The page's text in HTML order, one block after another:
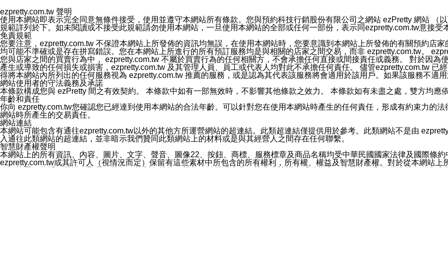
您同意本公司網站，透過您所提供的郵件地址與您取得聯絡並傳送或宣傳本網站各項服務之資料或電子郵件供您參考。您能
停止接收這些資料或電子郵件。
十五、訊息通知
本公司/本服務將以通知型訊息傳送重要訊息給您。即使未加入本公司/本服務好友，您仍可接收到通知型訊息。
本公司/本服務傳送之通知型訊息以對您有效且重要的訊息為限，以廣告或其他目的的訊息皆不會被傳送。滿足以下三個條件
1.LINE 帳號設定的電話號碼與本公司/本服務所傳來的電話號碼比對相符。
2.該 LINE 帳號已在 LINE APP 設定中，同意接收通知型訊息。
3.LINE 帳號未封鎖傳送訊息之 LINE 官方帳號。
欲變更通知型訊息的設定，操作如下：
1.點選「主頁」＞「設定」
2.點選「隱私設定」
3.點選「提供使用資料」
4.點選「LINE通知型訊息」
5.開關「接收LINE通知型訊息」
❗️關閉「接收通知型訊息」後，將不會接收到來自任何企業官方帳號或認證官方帳號的通知型訊息。
ezpretty.com.tw 聲明
使用本網站即表示完全同意無條件接受，使用並遵守本網站所有條款。您與預約科技行銷股份有限公司之網站 ezPretty 網站 （
規範詳列於下。如未閱讀或不接受此規範請勿使用本網站，一旦使用本網站的全部或任何一部份，表示同ezpretty.com.tw意接受
免責規範
您要注意，ezpretty.com.tw 不保證本網站上所發佈的資訊均無誤，在使用本網站時，您要意識到本網站上所發佈的有關預約店
均可能不準確或是存在拼寫錯誤。您在本網站上所進行的所有預訂服務均是與相關的店家之間交易，而非 ezpretty.com.tw。
您與店家之間的買賣行為中， ezpretty.com.tw 不屬於買賣行為的任何相關方，不會承擔任何直接或間接責任或義務。 對於因
產生或導致的任何損失或損害，ezpretty.com.tw 及其管理人員、員工或代表人均對此不承擔任何責任。 儘管ezpretty.com.tw 已
得將本網站內所列出的任何服務視為 ezpretty.com.tw 推薦的服務，或是認為其代表該服務將會適用於該用戶。如果該服務不適
網站使用者的守法義務及承諾
本條款構成您與 ezPretty 間之有效契約。 本條款中如有一部無效時，不影響其他條款之效力。 本條款如有未盡之處，雙方均應
年齡和責任
你向 ezpretty.com.tw您確認您已經達到使用本網站的合法年齡。可以針對您在使用本網站時產生的任何責任，形成有約束力的
網站時所產生的交易責任。
網站連結
本網站可能包含有通往ezpretty.com.tw以外的其他方所運營網站的超連結。此類超連結僅提供用於參考。此類網站不是由
入通往此類網站的超連結，並非暗示我們贊同此類網站上的材料或是與其經營人之間存在任何聯繫。
智慧財產權聲明
本網站上的所有資訊、內容、圖片、文字、聲音、圖像22、按鈕、商標、服務標章及商品名稱均受中華民國國家法律及國際條
ezpretty.com.tw或其許可人（視情況而定）保留有這些素材中所包含的所有權利，所有權、權益及智慧財產權。對於從本網站